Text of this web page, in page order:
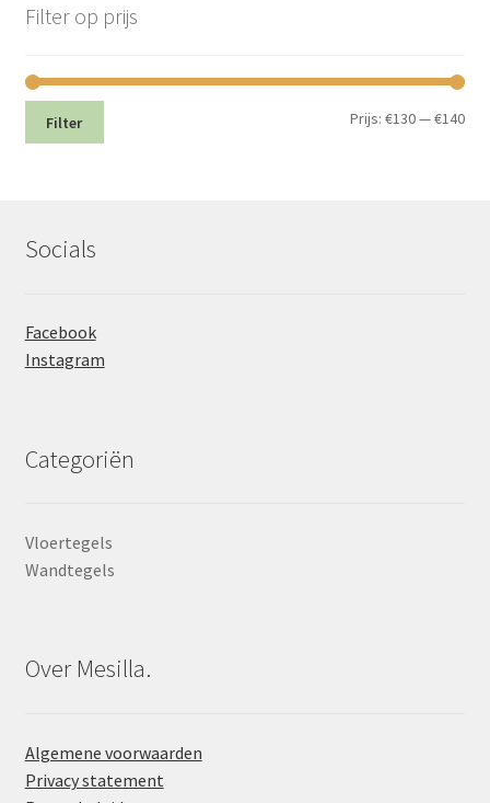
Filter op prijs
Min.
Filter Prijs:€130—€140
Socials
Facebook
Instagram
Categoriën
Vloertegels
Wandtegels
Over Mesilla.
Algemene voorwaarden
Privacy statement